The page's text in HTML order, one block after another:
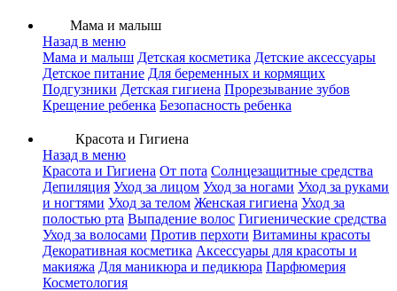
Мама и малыш
Назад в меню
Мама и малыш Детская косметика Детские аксессуары
Детское питание Для беременных и кормящих
Подгузники Детская гигиена Прорезывание зубов
Крещение ребенка Безопасность ребенка
Красота и Гигиена
Назад в меню
Красота и Гигиена От пота Солнцезащитные средства
Депиляция Уход за лицом Уход за ногами Уход за руками
и ногтями Уход за телом Женская гигиена Уход за
полостью рта Выпадение волос Гигиенические средства
Уход за волосами Против перхоти Витамины красоты
Декоративная косметика Аксессуары для красоты и
макияжа Для маникюра и педикюра Парфюмерия
Косметология